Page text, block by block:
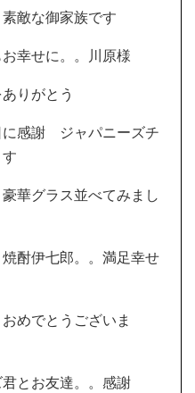
敵な御家族です
幸せに。。川原様
りがとう
感謝 ジャパニーズチ
グラス並べてみまし
酎伊七郎。。満足幸せ
めでとうございま
とお友達。。感謝